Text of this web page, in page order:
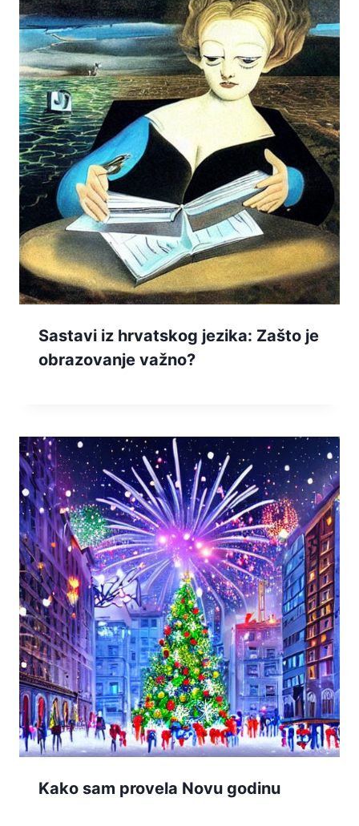
Sastavi iz hrvatskog jezika: Zašto je
obrazovanje važno?
Kako sam provela Novu godinu